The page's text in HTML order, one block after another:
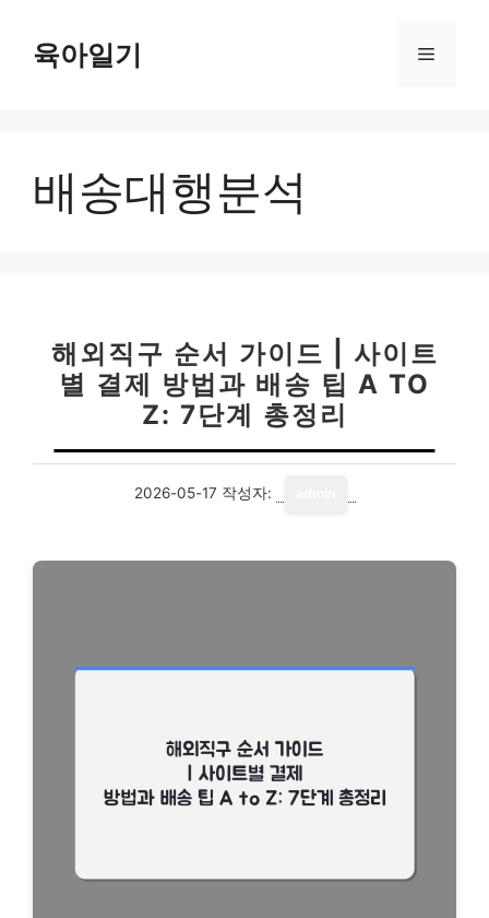
육아일기 메
배송대행분석
해외직구 순서 가이드 | 사이트
별 결제 방법과 배송 팁 A TO
Z: 7단계 총정리
2026-05-17 작성자: